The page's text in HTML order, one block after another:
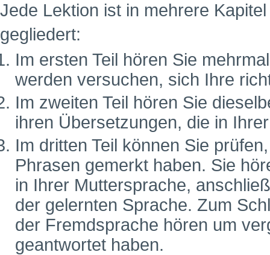
Jede Lektion ist in mehrere
gegliedert:
Im ersten Teil hören Sie
werden versuchen, sich Ihre
Im zweiten Teil hören Sie
ihren Übersetzungen, die in
Im dritten Teil können Sie
Phrasen gemerkt haben. Sie
in Ihrer Muttersprache,
der gelernten Sprache. Zum
der Fremdsprache hören um
geantwortet haben.